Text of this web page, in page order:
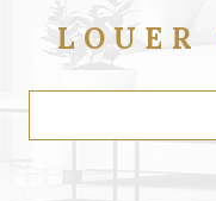
LOUER